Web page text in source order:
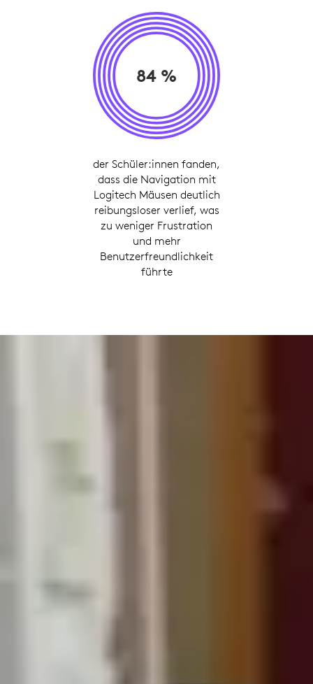
84 %
der Schüler:innen fanden,
dass die Navigation mit
Logitech Mäusen deutlich
reibungsloser verlief, was
zu weniger Frustration
und mehr
Benutzerfreundlichkeit
führte